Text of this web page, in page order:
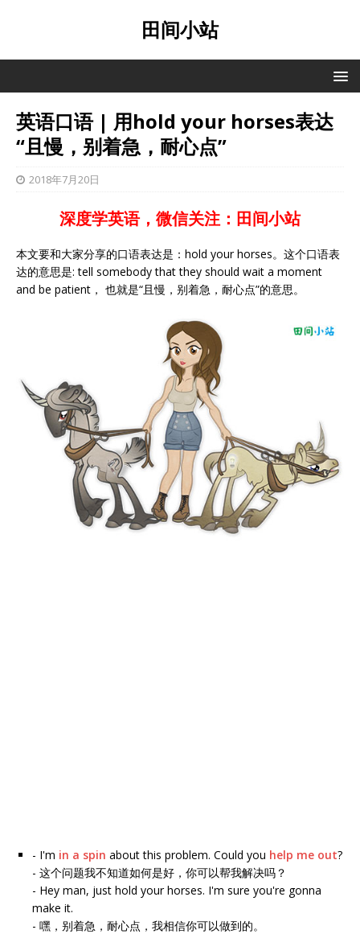
田间小站
英语口语 | 用hold your horses表达
“且慢，别着急，耐心点”
2018年7月20日
深度学英语，微信关注：田间小站
本文要和大家分享的口语表达是：hold your horses。这个口语表
达的意思是: tell somebody that they should wait a moment
and be patient， 也就是“且慢，别着急，耐心点”的意思。
- I'm in a spin about this problem. Could you help me out?
- 这个问题我不知道如何是好，你可以帮我解决吗？
- Hey man, just hold your horses. I'm sure you're gonna
make it.
- 嘿，别着急，耐心点，我相信你可以做到的。